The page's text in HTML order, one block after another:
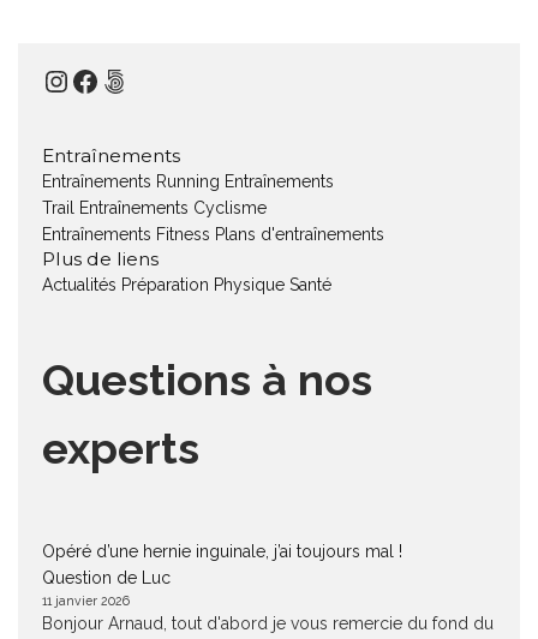
Instagram
Facebook
500px
Entraînements
Entraînements Running Entraînements
Trail
Entraînements Cyclisme
Entraînements Fitness Plans d'entraînements
Plus de liens
Actualités Préparation Physique Santé
Questions à nos
experts
Opéré d’une hernie inguinale, j’ai toujours mal !
Question de Luc
11 janvier 2026
Bonjour Arnaud, tout d'abord je vous remercie du fond du